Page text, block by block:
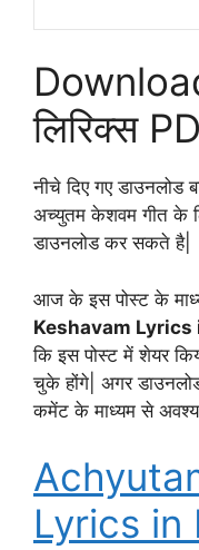
लिरिक्स
नीचे दिए गए
अच्युतम केशवम गीत के
डाउनलोड कर सकते है|
आज के इस पोस्ट के
Keshavam Lyrics
कि इस पोस्ट में शेयर
चुके होंगे| अगर
कमेंट के माध्यम से अवश्य
Lyrics in